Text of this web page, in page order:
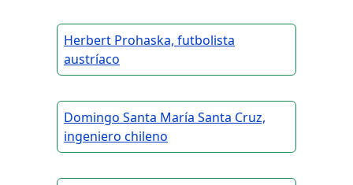
Herbert Prohaska, futbolista
austríaco
Domingo Santa María Santa Cruz,
ingeniero chileno